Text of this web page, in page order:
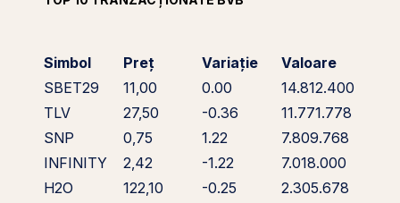
Simbol Preț Variație
Valoare
SBET29
11,00 0.00
14.812.400
TLV
27,50 -0.36
11.771.778
SNP
0,75 1.22
7.809.768
INFINITY
2,42 -1.22
7.018.000
H2O
122,10 -0.25
2.305.678